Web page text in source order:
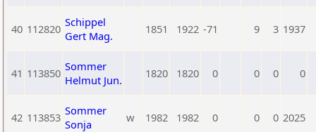
40 112820 Schippel
Gert Mag.
1851 1922 -71 9 3 1937
41 113850 Sommer
Helmut Jun.
1820 1820 0 0 0 0
42 113853 Sommer
Sonja
w 1982 1982 0 0 0 2025